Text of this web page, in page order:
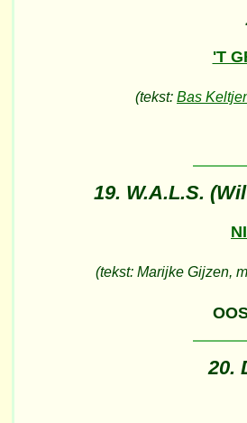
'T
(tekst: Bas
19. W.A.L.S.
(tekst: Marijke Gijzen,
20.